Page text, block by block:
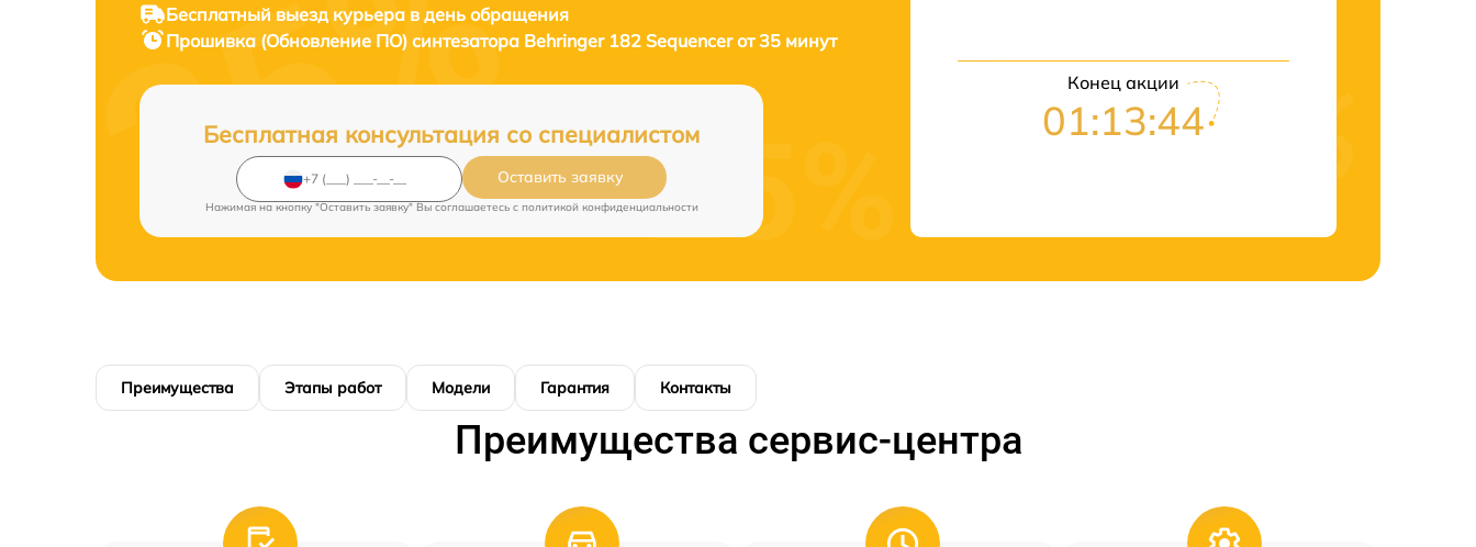
Бесплатный выезд курьера в день обращения
Прошивка (Обновление ПО) синтезатора Behringer 182 Sequencer от 35 минут
Бесплатная консультация со специалистом
Оставить заявку
Нажимая на кнопку "Оставить заявку" Вы соглашаетесь c политикой конфиденциальности
Конец акции
01:13:43
Преимущества Этапы работ Модели Гарантия Контакты
Преимущества сервис-центра